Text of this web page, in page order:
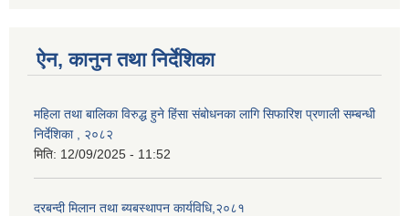
ऐन, कानुन तथा निर्देशिका
महिला तथा बालिका विरुद्ध हुने हिंसा संबोधनका लागि सिफारिश प्रणाली सम्बन्धी
निर्देशिका , २०८२
मिति: 12/09/2025 - 11:52
दरबन्दी मिलान तथा ब्यबस्थापन कार्यविधि,२०८१